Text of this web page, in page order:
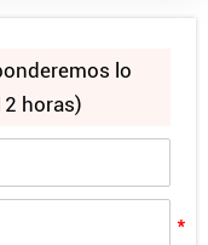
al acrílico
2025
lo
horas)